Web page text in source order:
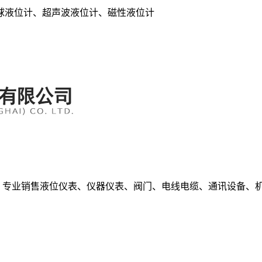
位计、超声波液位计、磁性液位计
销售液位仪表、仪器仪表、阀门、电线电缆、通讯设备、